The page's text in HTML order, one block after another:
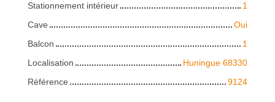
Stationnement intérieur
1
Cave
Oui
Balcon
1
Localisation
Huningue 68330
Référence
9124